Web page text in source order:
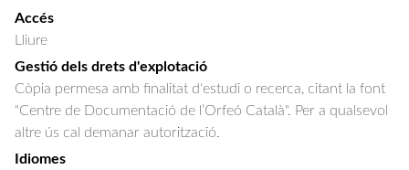
Accés
Lliure
Gestió dels drets d'explotació
Còpia permesa amb finalitat d'estudi o recerca, citant la font
"Centre de Documentació de l’Orfeó Català". Per a qualsevol
altre ús cal demanar autorització.
Idiomes